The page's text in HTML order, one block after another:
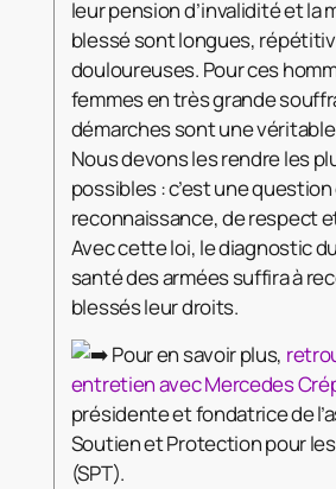
leur pension d’invalidité et la
blessé sont longues,
douloureuses. Pour ces
femmes en très grande
démarches sont une
Nous devons les rendre les
possibles : c’est une
reconnaissance, de respect
Avec cette loi, le diagnostic
santé des armées suffira à
blessés leur droits.
Pour en savoir plus,
entretien avec Mercedes
présidente et fondatrice de
Soutien et Protection pour
(SPT).